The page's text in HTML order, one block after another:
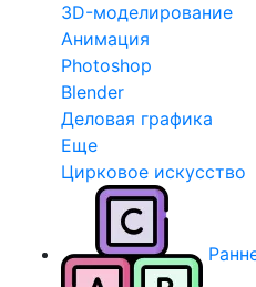
3D-моделирование
Анимация
Photoshop
Blender
Деловая графика
Еще
Цирковое искусство